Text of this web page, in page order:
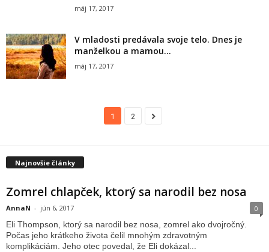
máj 17, 2017
V mladosti predávala svoje telo. Dnes je
manželkou a mamou…
máj 17, 2017
1 2
Najnovšie články
Zomrel chlapček, ktorý sa narodil bez nosa
AnnaN - jún 6, 2017 0
Eli Thompson, ktorý sa narodil bez nosa, zomrel ako dvojročný.
Počas jeho krátkeho života čelil mnohým zdravotným
komplikáciám. Jeho otec povedal, že Eli dokázal...